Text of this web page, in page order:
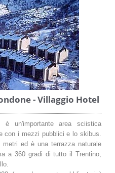
- Villaggio Hotel
un'importante area sciistica
con i mezzi pubblici e lo skibus.
metri ed è una terrazza naturale
a 360 gradi di tutto il Trentino,